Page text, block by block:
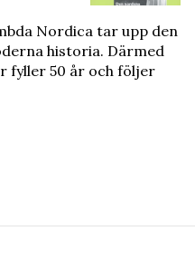
Nordica tar upp den
historia. Därmed
fyller 50 år och följer